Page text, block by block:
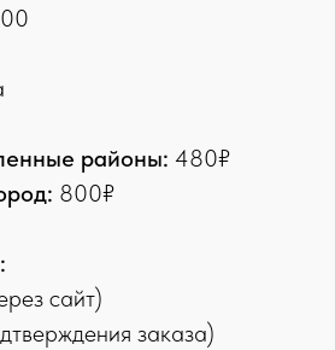
районы: 480₽
800₽
сайт)
заказа)